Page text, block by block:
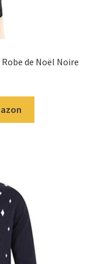
Robe de Noël Noire